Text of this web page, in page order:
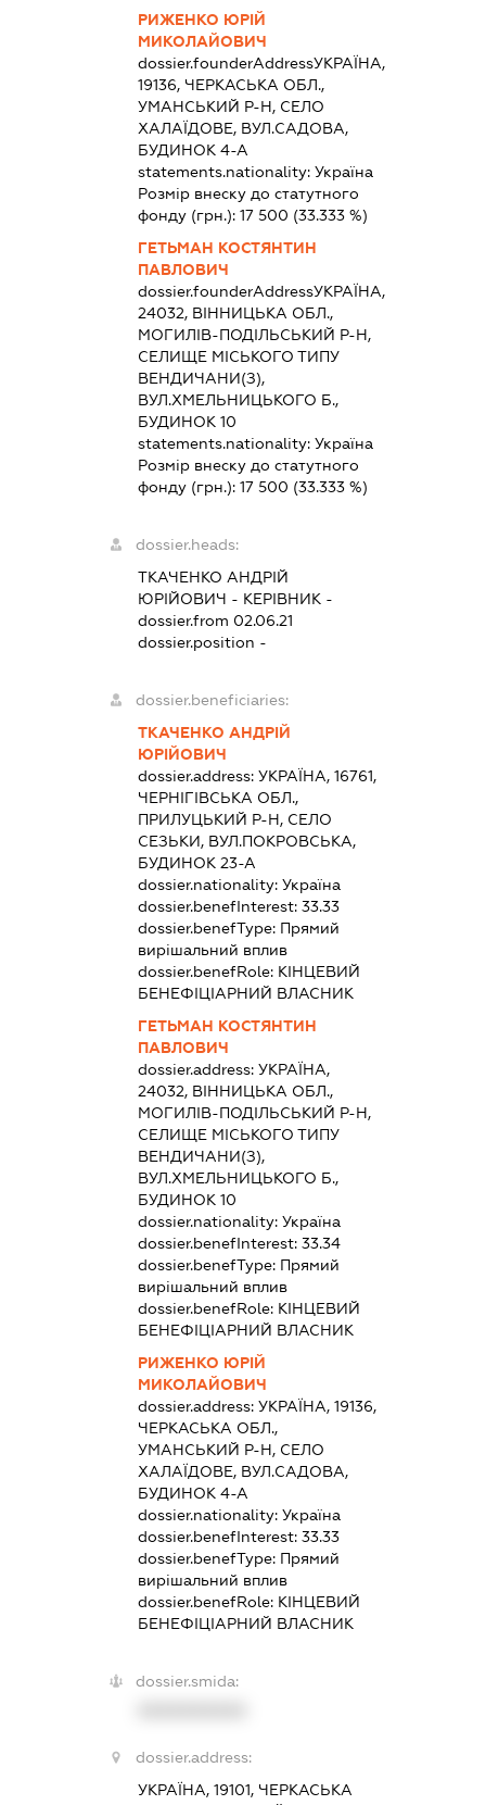
РИЖЕНКО ЮРІЙ
МИКОЛАЙОВИЧ
dossier.founderAddressУКРАЇНА,
19136, ЧЕРКАСЬКА ОБЛ.,
УМАНСЬКИЙ Р-Н, СЕЛО
ХАЛАЇДОВЕ, ВУЛ.САДОВА,
БУДИНОК 4-А
statements.nationality:Україна
Розмір внеску до статутного
фонду (грн.):17 500 (33.333 %)
ГЕТЬМАН КОСТЯНТИН
ПАВЛОВИЧ
dossier.founderAddressУКРАЇНА,
24032, ВІННИЦЬКА ОБЛ.,
МОГИЛІВ-ПОДІЛЬСЬКИЙ Р-Н,
СЕЛИЩЕ МІСЬКОГО ТИПУ
ВЕНДИЧАНИ(З),
ВУЛ.ХМЕЛЬНИЦЬКОГО Б.,
БУДИНОК 10
statements.nationality:Україна
Розмір внеску до статутного
фонду (грн.):17 500 (33.333 %)
dossier.heads:
ТКАЧЕНКО АНДРІЙ
ЮРІЙОВИЧ - КЕРІВНИК -
dossier.from 02.06.21
dossier.position -
dossier.beneficiaries:
ТКАЧЕНКО АНДРІЙ
ЮРІЙОВИЧ
dossier.address:УКРАЇНА, 16761,
ЧЕРНІГІВСЬКА ОБЛ.,
ПРИЛУЦЬКИЙ Р-Н, СЕЛО
СЕЗЬКИ, ВУЛ.ПОКРОВСЬКА,
БУДИНОК 23-А
dossier.nationality:Україна
dossier.benefInterest:33.33
dossier.benefType: Прямий
вирішальний вплив
dossier.benefRole: КІНЦЕВИЙ
БЕНЕФІЦІАРНИЙ ВЛАСНИК
ГЕТЬМАН КОСТЯНТИН
ПАВЛОВИЧ
dossier.address:УКРАЇНА,
24032, ВІННИЦЬКА ОБЛ.,
МОГИЛІВ-ПОДІЛЬСЬКИЙ Р-Н,
СЕЛИЩЕ МІСЬКОГО ТИПУ
ВЕНДИЧАНИ(З),
ВУЛ.ХМЕЛЬНИЦЬКОГО Б.,
БУДИНОК 10
dossier.nationality:Україна
dossier.benefInterest:33.34
dossier.benefType: Прямий
вирішальний вплив
dossier.benefRole: КІНЦЕВИЙ
БЕНЕФІЦІАРНИЙ ВЛАСНИК
РИЖЕНКО ЮРІЙ
МИКОЛАЙОВИЧ
dossier.address:УКРАЇНА, 19136,
ЧЕРКАСЬКА ОБЛ.,
УМАНСЬКИЙ Р-Н, СЕЛО
ХАЛАЇДОВЕ, ВУЛ.САДОВА,
БУДИНОК 4-А
dossier.nationality:Україна
dossier.benefInterest:33.33
dossier.benefType: Прямий
вирішальний вплив
dossier.benefRole: КІНЦЕВИЙ
БЕНЕФІЦІАРНИЙ ВЛАСНИК
dossier.smida:
dossier.address:
УКРАЇНА, 19101, ЧЕРКАСЬКА